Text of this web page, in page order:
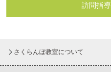
訪問指
さくらんぼ教室について